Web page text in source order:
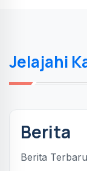
Jelajahi
Berita
Berita